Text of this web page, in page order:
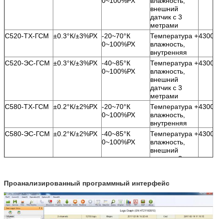
внешний
датчик с 3
метрами
С520-ТХ-ГСМ ±0.3°К/±3%РХ -20~70°К
0~100%РХ
Температура +
влажность,
внутренняя
С520-ЭС-ГСМ ±0.3°К/±3%РХ -40~85°К
0~100%РХ
Температура +
влажность,
внешний
датчик с 3
метрами
С580-ТХ-ГСМ ±0.2°К/±2%РХ -20~70°К
0~100%РХ
Температура +
влажность,
внутренняя
С580-ЭС-ГСМ ±0.2°К/±2%РХ -40~85°К
0~100%РХ
Температура +
влажность,
внешний
датчик с 3
одиночной
температуры
внешний с 3
метрами
Проанализированный программный интерфейс